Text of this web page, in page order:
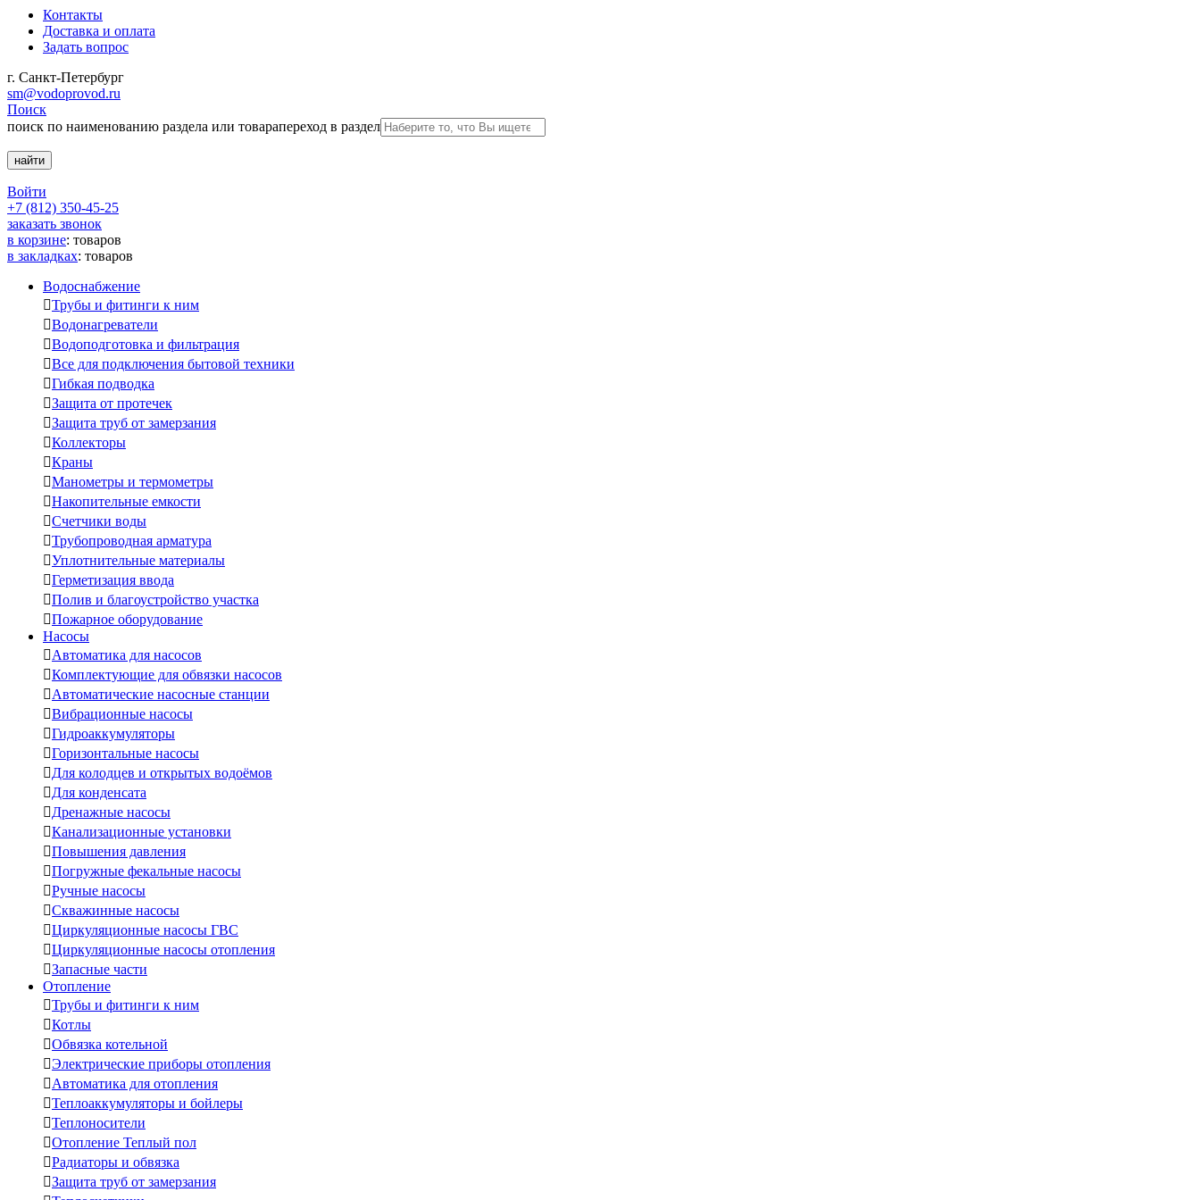
Контакты
Доставка и оплата
Задать вопрос
г. Санкт-Петербург
sm@vodoprovod.ru
Поиск
поиск по наименованию раздела или товарапереход в раздел
Войти
+7 (812) 350-45-25
заказать звонок
в корзине: товаров
в закладках: товаров
Водоснабжение
Трубы и фитинги к ним
Водонагреватели
Водоподготовка и фильтрация
Все для подключения бытовой техники
Гибкая подводка
Защита от протечек
Защита труб от замерзания
Коллекторы
Краны
Манометры и термометры
Накопительные емкости
Счетчики воды
Трубопроводная арматура
Уплотнительные материалы
Герметизация ввода
Полив и благоустройство участка
Пожарное оборудование
Насосы
Автоматика для насосов
Комплектующие для обвязки насосов
Автоматические насосные станции
Вибрационные насосы
Гидроаккумуляторы
Горизонтальные насосы
Для колодцев и открытых водоёмов
Для конденсата
Дренажные насосы
Канализационные установки
Повышения давления
Погружные фекальные насосы
Ручные насосы
Скважинные насосы
Циркуляционные насосы ГВС
Циркуляционные насосы отопления
Запасные части
Отопление
Трубы и фитинги к ним
Котлы
Обвязка котельной
Электрические приборы отопления
Автоматика для отопления
Теплоаккумуляторы и бойлеры
Теплоносители
Отопление Теплый пол
Радиаторы и обвязка
Защита труб от замерзания